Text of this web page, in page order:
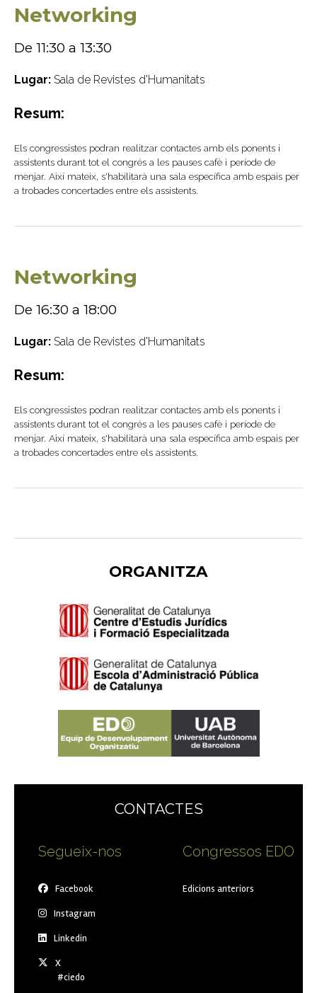
Networking
De 11:30 a 13:30
Lugar: Sala de Revistes d'Humanitats
Resum:
Els congressistes podran realitzar contactes amb els ponents i
assistents durant tot el congrés a les pauses cafè i període de
menjar. Així mateix, s'habilitarà una sala específica amb espais per
a trobades concertades entre els assistents.
Networking
De 16:30 a 18:00
Lugar: Sala de Revistes d'Humanitats
Resum:
Els congressistes podran realitzar contactes amb els ponents i
assistents durant tot el congrés a les pauses cafè i període de
menjar. Així mateix, s'habilitarà una sala específica amb espais per
a trobades concertades entre els assistents.
ORGANITZA
CONTACTES
Segueix-nos
Facebook
Instagram
Linkedin
X
#ciedo
Congressos EDO
Edicions anteriors